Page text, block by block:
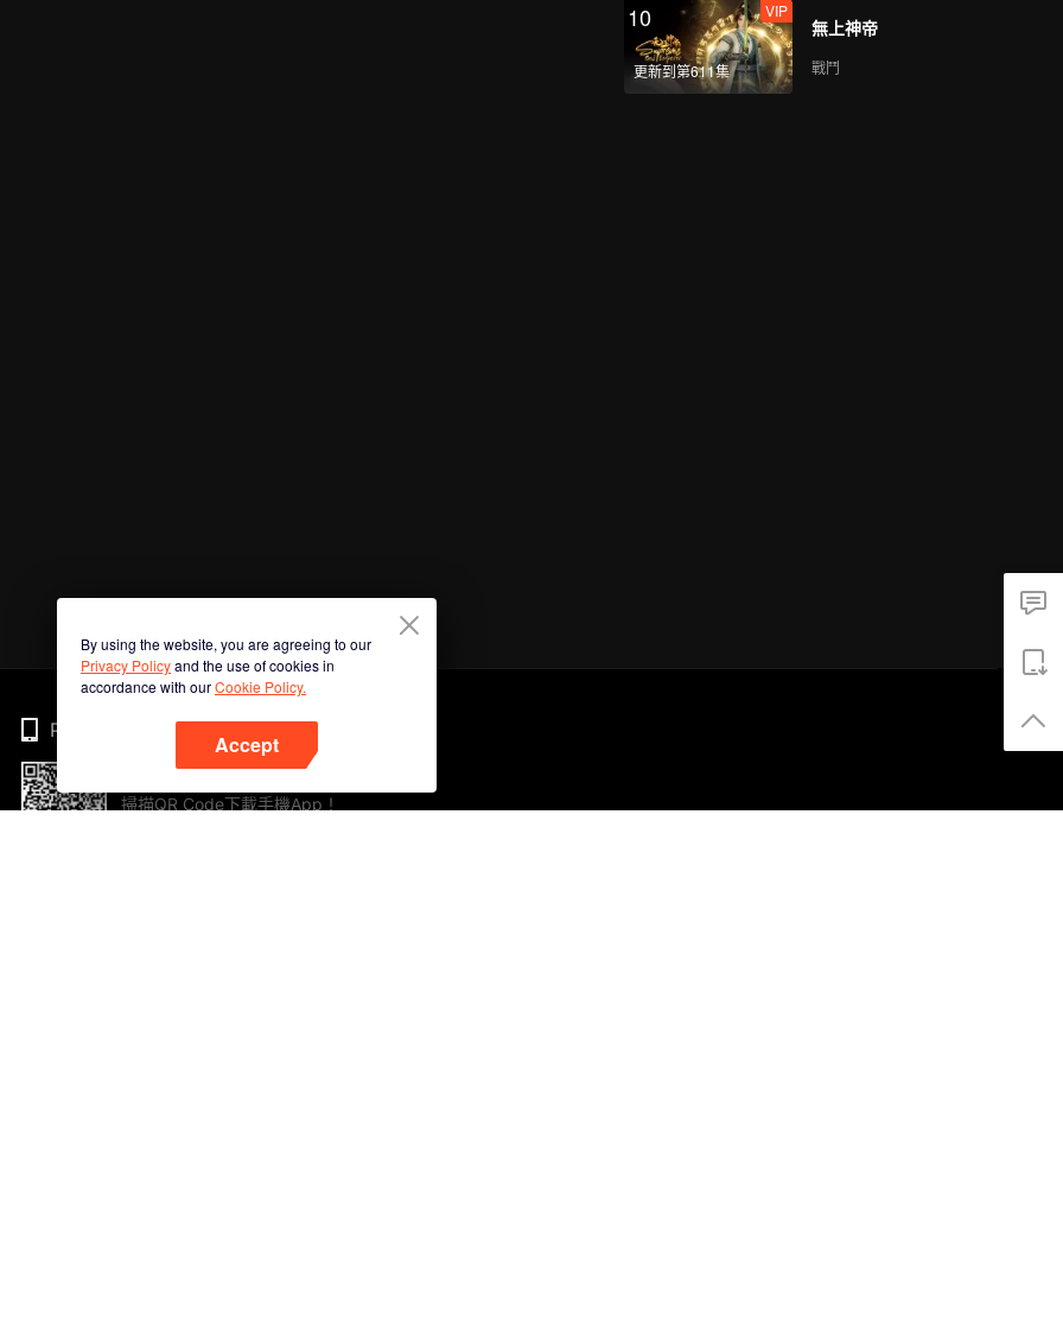
10
更新到第611集
VIP
無上神帝
戰鬥
By using the website, you are agreeing to our
Privacy Policyand the use of cookies in
accordance with ourCookie Policy.
Accept
Phone
掃描QR Code下載手機App！